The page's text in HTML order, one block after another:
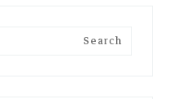
Search